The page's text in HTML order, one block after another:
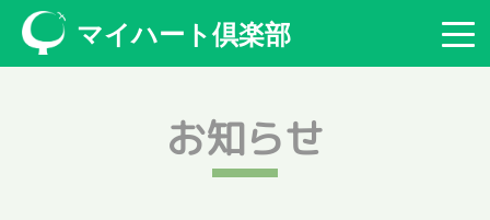
マイハート倶楽部
お知らせ